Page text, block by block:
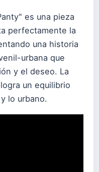
es una pieza
perfectamente la
una historia
urbana que
y el deseo. La
un equilibrio
lo urbano.